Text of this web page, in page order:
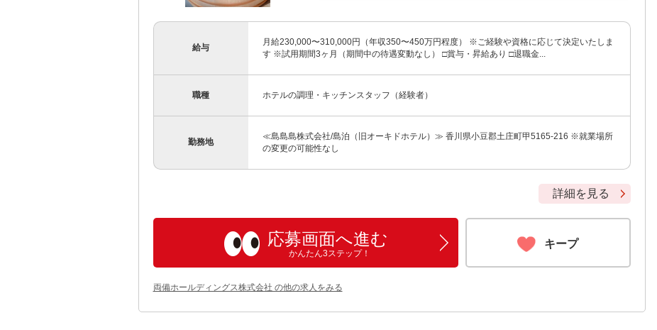
給与
月給230,000〜310,000円（年収350〜450万円程度） ※ご経験や資格に応じて決定いたしま
す ※試用期間3ヶ月（期間中の待遇変動なし） □賞与・昇給あり □退職金...
職種 ホテルの調理・キッチンスタッフ（経験者）
勤務地
≪島島島株式会社/島泊（旧オーキドホテル）≫ 香川県小豆郡土庄町甲5165-216 ※就業場所
の変更の可能性なし
詳細を見る
応募画面へ進む
かんたん3ステップ！
キープ
両備ホールディングス株式会社 の他の求人をみる